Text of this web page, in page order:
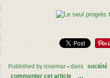
Published by rosemar -dans société
commenter cet article
…